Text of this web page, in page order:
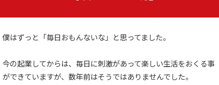
僕はずっと「毎日おもんないな」と思ってました。
今の起業してからは、毎日に刺激があって楽しい生活をおくる事
ができていますが、数年前はそうではありませんでした。